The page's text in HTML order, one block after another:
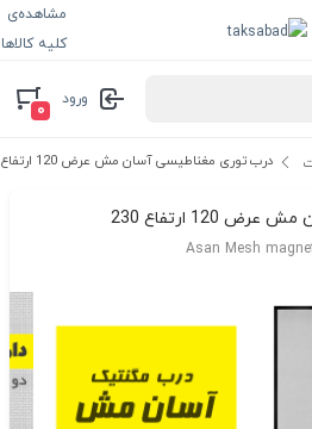
مشاهده‌ی
کلیه کالاها
ورود
۰
درب توری مغناطیسی آسان مش عرض 120 ارتفاع 230
ارتفاع 230
Asan Mesh